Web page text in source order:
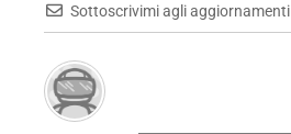
Sottoscrivimi agli aggiornamenti